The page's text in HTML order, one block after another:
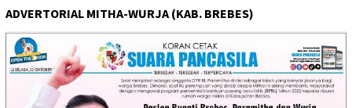
ADVERTORIAL MITHA-WURJA (KAB. BREBES)